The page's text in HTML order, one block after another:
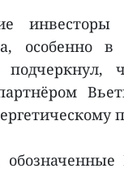
инвесторы
особенно в